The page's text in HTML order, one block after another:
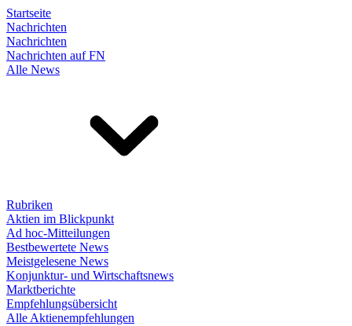
Startseite
Nachrichten
Nachrichten
Nachrichten auf FN
Alle News
Rubriken
Aktien im Blickpunkt
Ad hoc-Mitteilungen
Bestbewertete News
Meistgelesene News
Konjunktur- und Wirtschaftsnews
Marktberichte
Empfehlungsübersicht
Alle Aktienempfehlungen